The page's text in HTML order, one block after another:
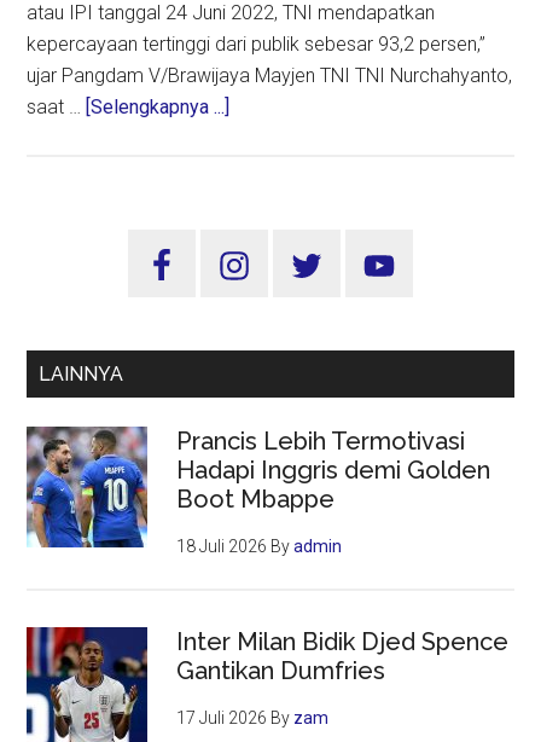
atau IPI tanggal 24 Juni 2022, TNI mendapatkan
kepercayaan tertinggi dari publik sebesar 93,2 persen,”
ujar Pangdam V/Brawijaya Mayjen TNI TNI Nurchahyanto,
saat … [Selengkapnya ...]
Tahun
Kepercayaan
TNI
Sidebar
LAINNYA
Prancis Lebih Termotivasi
Hadapi Inggris demi Golden
Boot Mbappe
18 Juli 2026 Byadmin
Inter Milan Bidik Djed Spence
Gantikan Dumfries
17 Juli 2026 By zam